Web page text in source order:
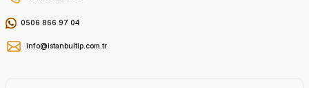
0506 866 97 04
info@istanbultip.com.tr